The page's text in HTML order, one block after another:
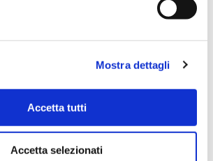
Mostra dettagli
Accetta tutti
Accetta selezionati
del processo, migliorata
Audit e di tutte le risorse
con relativi permessi.
. Riduzione dei tempi di